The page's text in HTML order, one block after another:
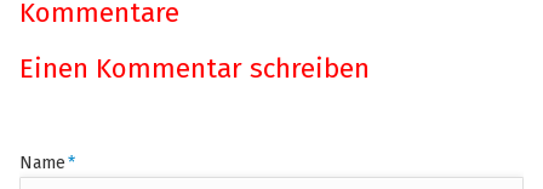
Kommentare
Einen Kommentar schreiben
Pflichtfeld
Name*